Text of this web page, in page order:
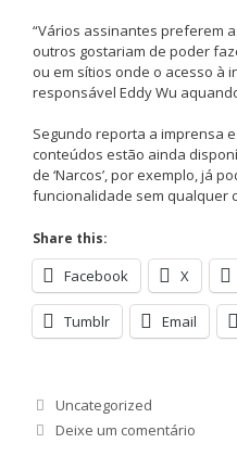
“Vários assinantes preferem
outros gostariam de poder
ou em sítios onde o acesso à
responsável Eddy Wu
Segundo reporta a imprensa
conteúdos estão ainda
de ‘Narcos’, por exemplo, já
funcionalidade sem qualquer
Share this:
Facebook X
Tumblr Email
Categorias
Uncategorized
Deixe um comentário